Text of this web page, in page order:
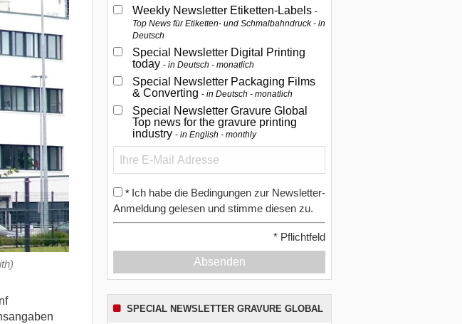
Weekly Newsletter Etiketten-Labels
Top News für Etiketten- und Schmalbahndruck - in
Deutsch
Special Newsletter Digital Printing
today in Deutsch - monatlich
Special Newsletter Packaging Films
& Converting in Deutsch - monatlich
Special Newsletter Gravure Global
Top news for the gravure printing
industry in English - monthly
* Ich habe die Bedingungen zur Newsletter-
Anmeldung gelesen und stimme diesen zu.
* Pflichtfeld
Absenden
SPECIAL NEWSLETTER GRAVURE GLOBAL